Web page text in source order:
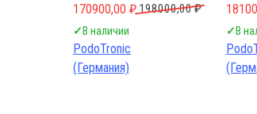
198000,00₽
Первоначальная цена составляла
170900,00 ₽
Текущая цена: 170900,00 ₽.
✓ В наличии
PodoTronic
(Германия)
✓ В